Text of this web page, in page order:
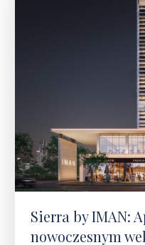
Sierra by IMAN:
nowoczesnym